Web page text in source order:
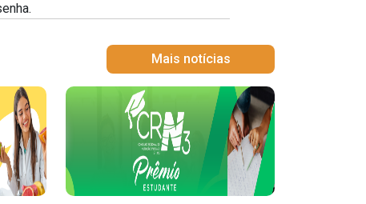
Mais notícias